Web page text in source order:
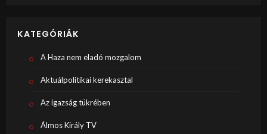
KATEGÓRIÁK
A Haza nem eladó mozgalom
Aktuálpolitikai kerekasztal
Az igazság tükrében
Álmos Király TV